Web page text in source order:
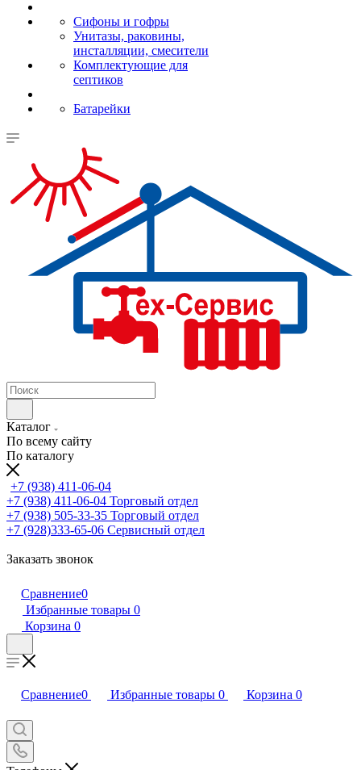
Сифоны и гофры
Унитазы, раковины,
инсталляции, смесители
Комплектующие для
септиков
Батарейки
Каталог
По всему сайту
По каталогу
+7 (938) 411-06-04
+7 (938) 411-06-04 Торговый отдел
+7 (938) 505-33-35 Торговый отдел
+7 (928)333-65-06 Сервисный отдел
Заказать звонок
Сравнение0
Избранные товары 0
Корзина 0
Сравнение0 Избранные товары 0 Корзина 0